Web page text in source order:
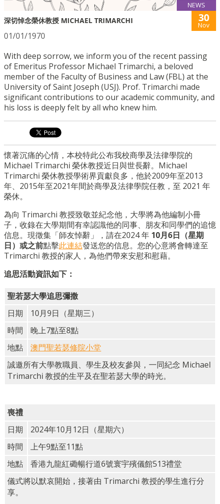
NEWS
深切悼念榮休教授 MICHAEL TRIMARCHI 30
Nov
01/01/1970
With deep sorrow, we inform you of the recent passing
of Emeritus Professor Michael Trimarchi, a beloved
member of the Faculty of Business and Law (FBL) at the
University of Saint Joseph (USJ). Prof. Trimarchi made
significant contributions to our academic community, and
his loss is deeply felt by all who knew him.
懷著沉痛的心情，本校特此公布我校商學及法律學院的
Michael Trimarchi 榮休教授近日與世長辭。Michael
Trimarchi 榮休教授學術界貢獻良多，他於2009年至2013
年、2015年至2021年間於商學及法律學院任教，至 2021 年
榮休。
為向 Trimarchi 教授致敬並紀念他，大學將為他編制小冊
子，收錄在大學期間有幸認識他的同事、朋友和同學們的追憶
信息。現徵集「師友悼辭」，請在2024 年 10月6日（星期
日）或之前點擊此連結發送您的信息。您的心意將會轉達至
Trimarchi 教授的家人，為他們帶來安慰和慰藉。
追思活動資訊如下：
聖若瑟大學追思彌撒
日期
10月9日（星期三）
時間
晚上7點至8點
地點
澳門聖若瑟修院小堂
誠邀所有大學教職員、學生及校友參與，一同紀念 Michael
Trimarchi 教授的生平及在聖若瑟大學的時光。
喪禮
日期
2024年10月12日（星期六）
時間
上午9點至11點
地點
香港九龍紅磡暢行道6號寰宇殯儀館513禮堂
儀式將以默哀開始，接著由 Trimarchi 教授的學生進行分
享。